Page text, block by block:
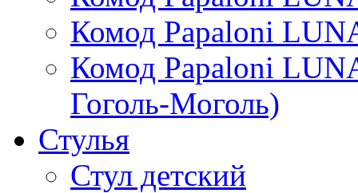
Комод Papaloni
Комод Papaloni
Гоголь-Моголь)
Стулья
Стул детский